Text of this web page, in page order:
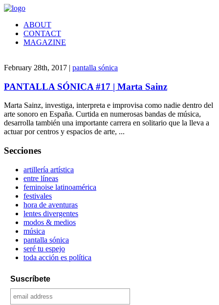
ABOUT
CONTACT
MAGAZINE
February 28th, 2017 | pantalla sónica
PANTALLA SÓNICA #17 | Marta Sainz
Marta Sainz, investiga, interpreta e improvisa como nadie dentro del
arte sonoro en España. Curtida en numerosas bandas de música,
desarrolla también una importante carrera en solitario que la lleva a
actuar por centros y espacios de arte, ...
Secciones
artillería artística
entre líneas
feminoise latinoamérica
festivales
hora de aventuras
lentes divergentes
modos & medios
música
pantalla sónica
seré tu espejo
toda acción es política
Suscríbete